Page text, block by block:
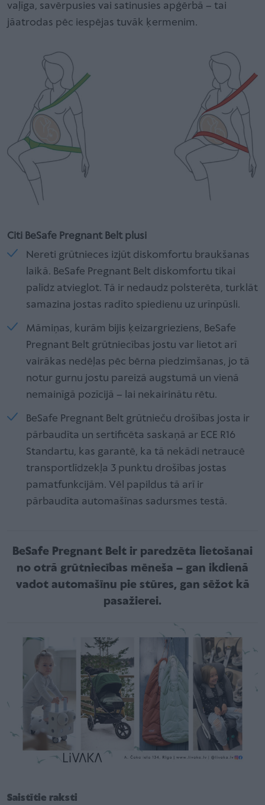
vaļīga, savērpusies vai satinusies apģērbā – tai
jāatrodas pēc iespējas tuvāk ķermenim.
Citi BeSafe Pregnant Belt plusi
Nereti grūtnieces izjūt diskomfortu braukšanas
laikā. BeSafe Pregnant Belt diskomfortu tikai
palīdz atvieglot. Tā ir nedaudz polsterēta, turklāt
samazina jostas radīto spiedienu uz urīnpūsli.
Māmiņas, kurām bijis ķeizargrieziens, BeSafe
Pregnant Belt grūtniecības jostu var lietot arī
vairākas nedēļas pēc bērna piedzimšanas, jo tā
notur gurnu jostu pareizā augstumā un vienā
nemainīgā pozīcijā – lai nekairinātu rētu.
BeSafe Pregnant Belt grūtnieču drošības josta ir
pārbaudīta un sertificēta saskaņā ar ECE R16
Standartu, kas garantē, ka tā nekādi netraucē
transportlīdzekļa 3 punktu drošības jostas
pamatfunkcijām. Vēl papildus tā arī ir
pārbaudīta automašīnas sadursmes testā.
BeSafe Pregnant Belt ir paredzēta lietošanai
no otrā grūtniecības mēneša – gan ikdienā
vadot automašīnu pie stūres, gan sēžot kā
pasažierei.
Saistītie raksti